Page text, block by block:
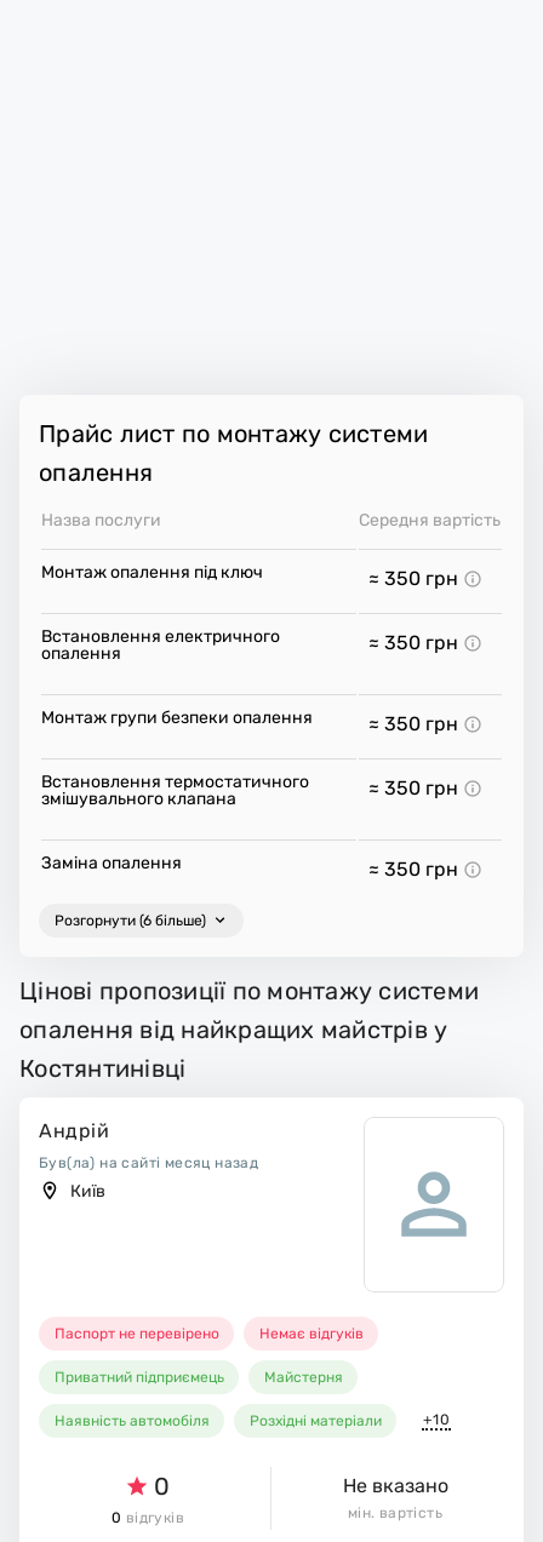
Прайс лист по монтажу системи
опалення
Назва послуги Середня вартість
Монтаж опалення під ключ ≈ 350 грн
Встановлення електричного
опалення
≈ 350 грн
Монтаж групи безпеки опалення ≈ 350 грн
Встановлення термостатичного
змішувального клапана
≈ 350 грн
Заміна опалення ≈ 350 грн
Розгорнути (6 більше)
Цінові пропозиції по монтажу системи
опалення від найкращих майстрів у
Костянтинівці
Андрій
Був(ла) на сайті месяц назад
Київ
Паспорт не перевірено Немає відгуків
Приватний підприємець Майстерня
Наявність автомобіля Розхідні матеріали +10
0
0 відгуків
Не вказано
мін. вартість